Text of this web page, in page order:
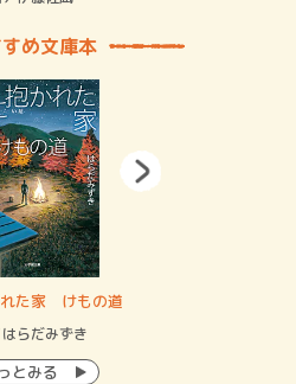
め文庫本
た家 けもの道
らだみずき
とみる